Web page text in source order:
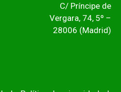
C/ Príncipe de
Vergara, 74, 5º –
28006 (Madrid)